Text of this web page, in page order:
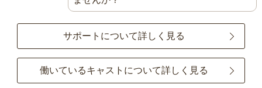
サポートについて詳しく見る
働いているキャストについて詳しく見る